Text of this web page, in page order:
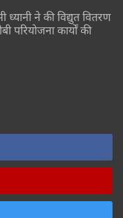
ने की विद्युत वितरण
कार्यों की